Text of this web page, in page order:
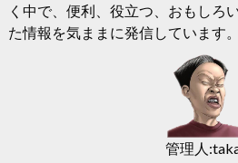
く中で、便利、役立つ、おもしろ
た情報を気ままに発信しています。
管理人